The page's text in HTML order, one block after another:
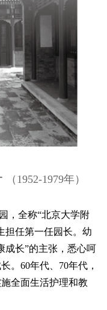
（1952-1979年）
，全称“北京大学附
担任第一任园长。幼
成长”的主张，悉心呵
。60年代、70年代，
全面生活护理和教